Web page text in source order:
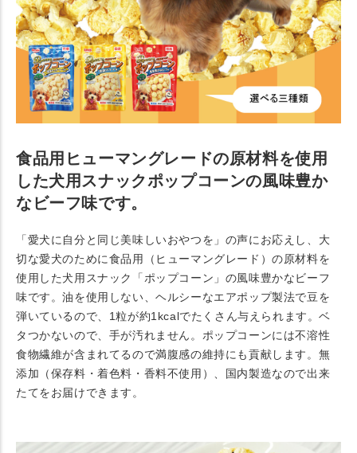
食品用ヒューマングレードの原材料を使用
した犬用スナックポップコーンの風味豊か
なビーフ味です。
「愛犬に自分と同じ美味しいおやつを」の声にお応えし、大
切な愛犬のために食品用（ヒューマングレード）の原材料を
使用した犬用スナック「ポップコーン」の風味豊かなビーフ
味です。油を使用しない、ヘルシーなエアポップ製法で豆を
弾いているので、1粒が約1kcalでたくさん与えられます。ベ
タつかないので、手が汚れません。ポップコーンには不溶性
食物繊維が含まれてるので満腹感の維持にも貢献します。無
添加（保存料・着色料・香料不使用）、国内製造なので出来
たてをお届けできます。